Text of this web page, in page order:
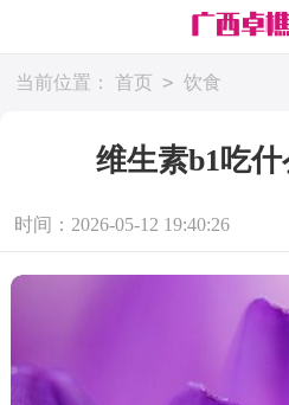
当前位置： 首页 > 饮食
维生素b1吃
时间：2026-05-12 19:40:26